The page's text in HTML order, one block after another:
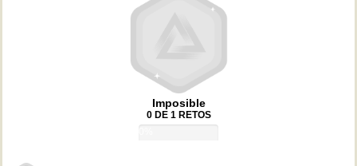
Imposible
0 DE 1 RETOS